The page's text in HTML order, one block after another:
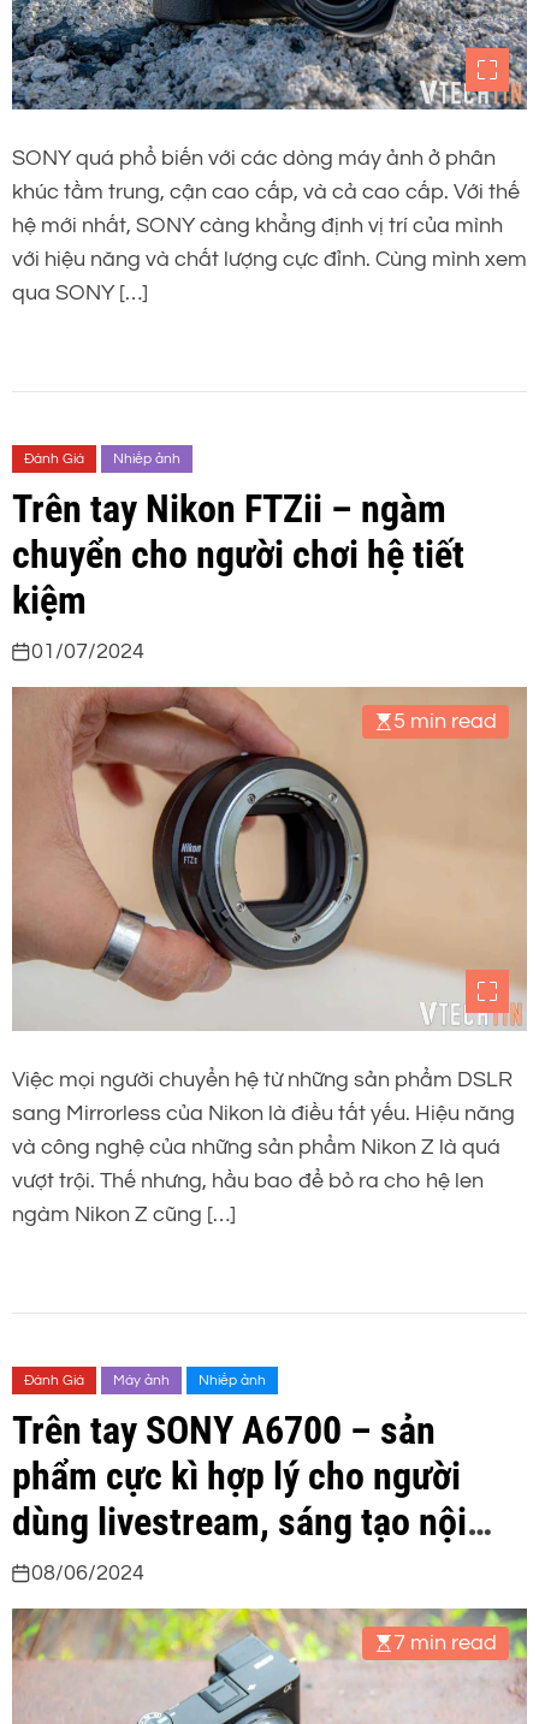
SONY quá phổ biến với các dòng máy ảnh ở phân
khúc tầm trung, cận cao cấp, và cả cao cấp. Với thế
hệ mới nhất, SONY càng khẳng định vị trí của mình
với hiệu năng và chất lượng cực đỉnh. Cùng mình xem
qua SONY […]
Đánh Giá Nhiếp ảnh
Trên tay Nikon FTZii – ngàm
chuyển cho người chơi hệ tiết
kiệm
01/07/2024
5 min read
Việc mọi người chuyển hệ từ những sản phẩm DSLR
sang Mirrorless của Nikon là điều tất yếu. Hiệu năng
và công nghệ của những sản phẩm Nikon Z là quá
vượt trội. Thế nhưng, hầu bao để bỏ ra cho hệ len
ngàm Nikon Z cũng […]
Đánh Giá Máy ảnh Nhiếp ảnh
Trên tay SONY A6700 – sản
phẩm cực kì hợp lý cho người
dùng livestream, sáng tạo nội
dung
08/06/2024
7 min read